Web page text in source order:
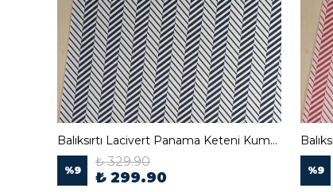
Balıksırtı Lacivert Panama Keteni Kumaş
%9
₺ 329.90
₺ 299.90 %9